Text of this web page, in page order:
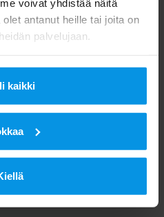
voivat yhdistää näitä
antanut heille tai joita on
palvelujaan.
kaikki
.
aikana Vamos-
ja auttaneet noin
Suomen.
mukaan Vamoksen
muita
olevia nuoria useam­
toimeentulotuen